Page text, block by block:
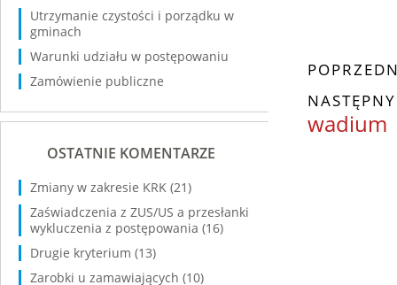
wadium
Utrzymanie czystości i porządku w
gminach
Warunki udziału w postępowaniu
Zamówienie publiczne
OSTATNIE KOMENTARZE
Zmiany w zakresie KRK (21)
Zaświadczenia z ZUS/US a przesłanki
wykluczenia z postępowania (16)
Drugie kryterium (13)
Zarobki u zamawiających (10)